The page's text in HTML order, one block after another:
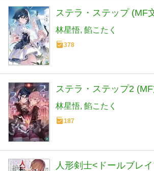
ステラ・ステップ (MF
林星悟 餡こたく
378
ステラ・ステップ2
林星悟 餡こたく
187
人形剣士<ドールブレ